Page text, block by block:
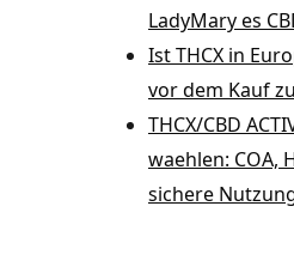
LadyMary es
Ist THCX in
vor dem Kauf
THCX/CBD
waehlen: COA,
sichere